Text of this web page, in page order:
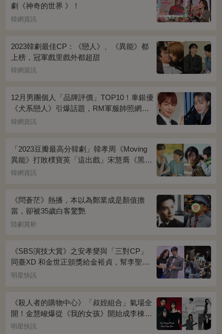
劇《神奇的世界 》！
韓網資訊
2023韓劇最佳CP：《戀人》、《異能》都
上榜，冠軍戲里戲外都超甜
韓網資訊
12月男團個人「品牌評價」TOP10！車銀優
《犬系戀人》引爆話題，RM軍服帥照網瘋
傳
韓網資訊
「2023豆瓣最高分韓劇」韓孝周《Moving
異能》打敗樸寶英「這出戲」宋慧喬《黑暗
榮耀》奪冠
韓網資訊
《問蒼茫》熱播，本以為鄭業成是顏值擔
當，卻被35歲白客驚艷
陸劇賞析
《SBS演技大賞》之安孝燮與「三對CP」
同臺XD 和金世正頒獎給金裕貞，幫李聖經
披外套超甜~
明星快訊
《殺人者的購物中心》「叔姪組合」氣場全
開！金慧峻爆從《我的女孩》開始成李棟旭
迷妹~
明星快訊